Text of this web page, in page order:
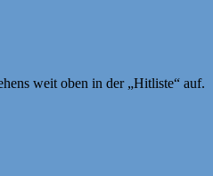
weit oben in der „Hitliste“ auf.